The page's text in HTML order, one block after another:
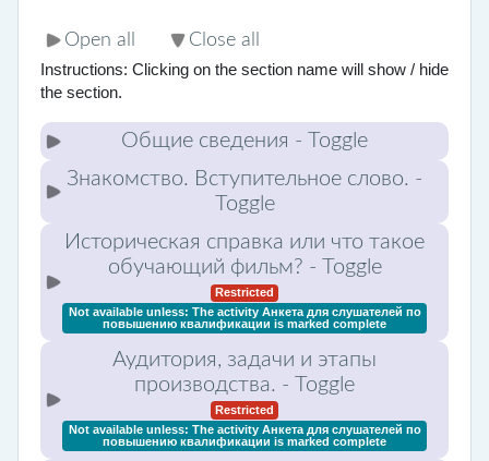
Open all Close all
Instructions: Clicking on the section name will show / hide
the section.
Общие сведения - Toggle
Знакомство. Вступительное слово. -
Toggle
Историческая справка или что такое
обучающий фильм? - Toggle
Restricted
Not available unless: The activity Анкета для слушателей по
повышению квалификации is marked complete
Аудитория, задачи и этапы
производства. - Toggle
Restricted
Not available unless: The activity Анкета для слушателей по
повышению квалификации is marked complete